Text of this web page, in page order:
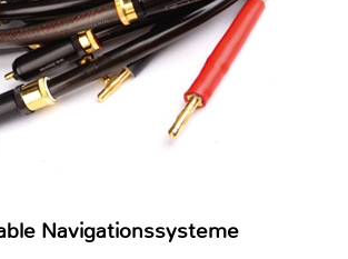
Navigationssysteme